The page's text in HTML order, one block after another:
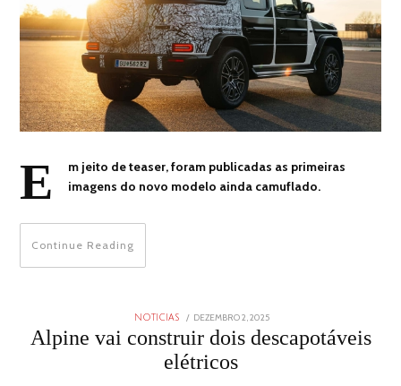
E
m jeito de teaser, foram publicadas as primeiras
imagens do novo modelo ainda camuflado.
Continue Reading
NOTICIAS
POSTED
ON
DEZEMBRO 2, 2025DEZEMBRO
2025
Alpine vai construir dois descapotáveis
elétricos